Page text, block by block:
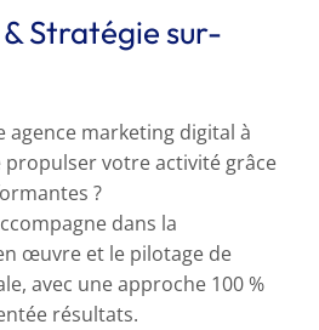
Stratégie sur-
agence marketing digital à
propulser votre activité grâce
?
dans la
œuvre et le pilotage de
avec une approche 100 %
résultats.